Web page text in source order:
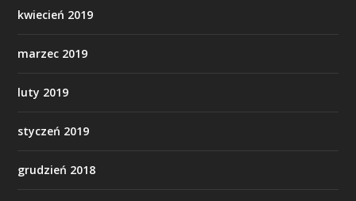
kwiecień 2019
marzec 2019
luty 2019
styczeń 2019
grudzień 2018